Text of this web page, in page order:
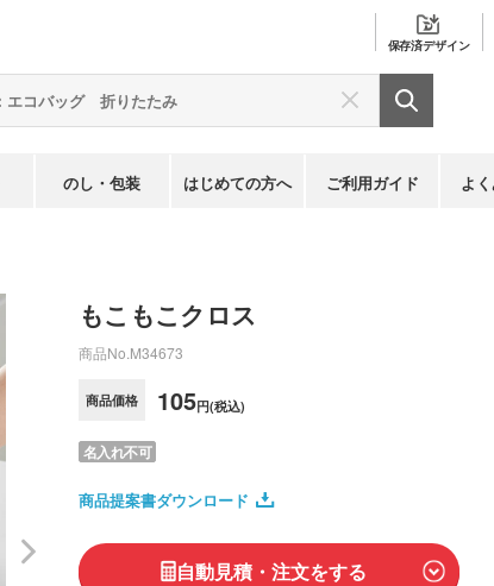
保存済デザイン
のし・包装 はじめての方へ ご利用ガイド よ
もこもこクロス
商品No. M34673
商品価格 105円(税込)
名入れ不可
商品提案書ダウンロード
自動見積・注文をする